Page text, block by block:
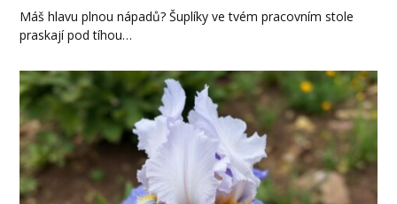
Máš hlavu plnou nápadů? Šuplíky ve tvém pracovním stole
praskají pod tíhou…